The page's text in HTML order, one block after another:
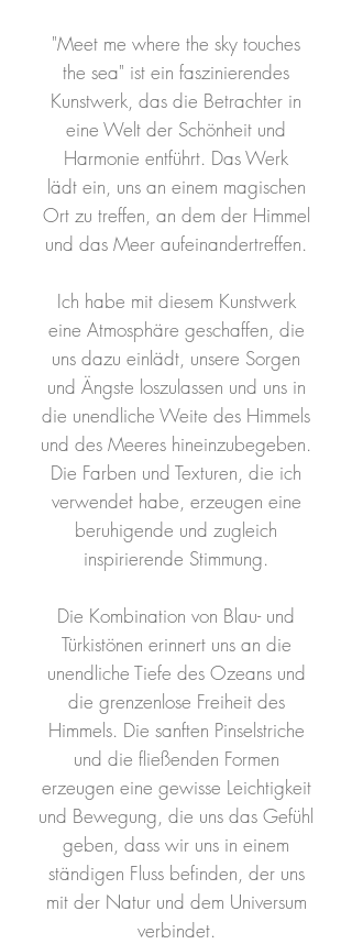
"Meet me where the sky touches
the sea" ist ein faszinierendes
Kunstwerk, das die Betrachter in
eine Welt der Schönheit und
Harmonie entführt. Das Werk
lädt ein, uns an einem magischen
Ort zu treffen, an dem der Himmel
und das Meer aufeinandertreffen.
Ich habe mit diesem Kunstwerk
eine Atmosphäre geschaffen, die
uns dazu einlädt, unsere Sorgen
und Ängste loszulassen und uns in
die unendliche Weite des Himmels
und des Meeres hineinzubegeben.
Die Farben und Texturen, die ich
verwendet habe, erzeugen eine
beruhigende und zugleich
inspirierende Stimmung.
Die Kombination von Blau- und
Türkistönen erinnert uns an die
unendliche Tiefe des Ozeans und
die grenzenlose Freiheit des
Himmels. Die sanften Pinselstriche
und die fließenden Formen
erzeugen eine gewisse Leichtigkeit
und Bewegung, die uns das Gefühl
geben, dass wir uns in einem
ständigen Fluss befinden, der uns
mit der Natur und dem Universum
verbindet.